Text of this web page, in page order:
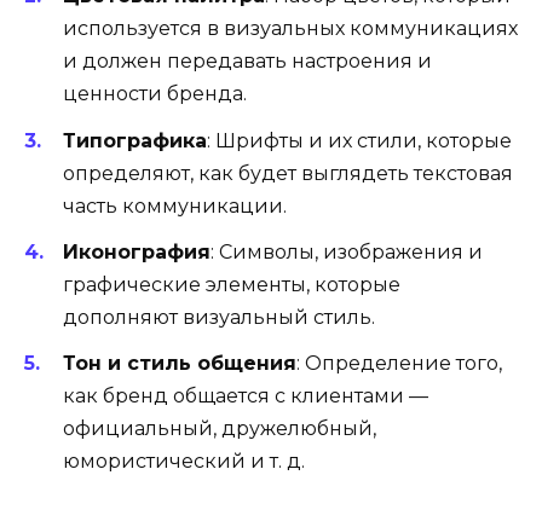
используется в визуальных коммуникациях
и должен передавать настроения и
ценности бренда.
Типографика: Шрифты и их стили, которые
определяют, как будет выглядеть текстовая
часть коммуникации.
Иконография: Символы, изображения и
графические элементы, которые
дополняют визуальный стиль.
Тон и стиль общения: Определение того,
как бренд общается с клиентами —
официальный, дружелюбный,
юмористический и т. д.